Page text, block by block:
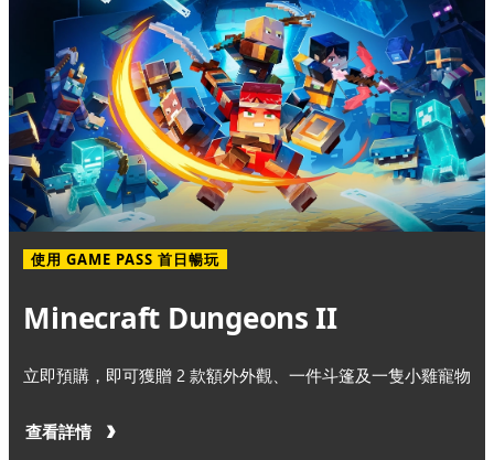
使用 GAME PASS 首日暢玩
Minecraft Dungeons II
立即預購，即可獲贈 2 款額外外觀、一件斗篷及一隻小雞寵物
查看詳情